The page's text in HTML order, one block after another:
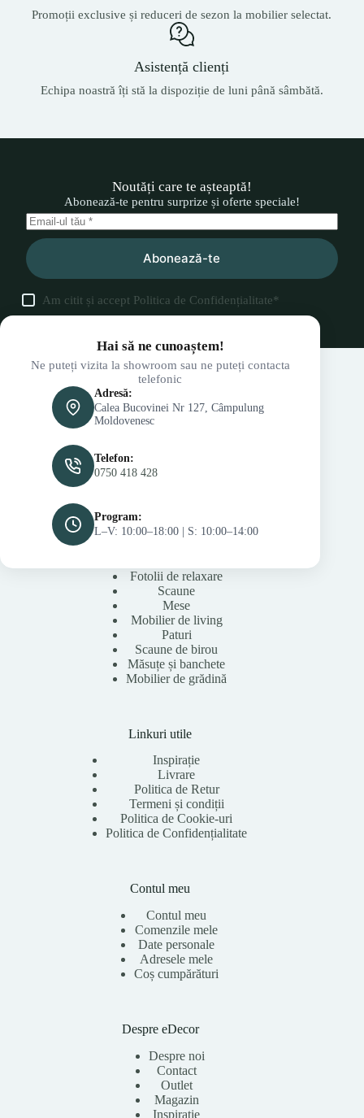
Promoții exclusive și reduceri de sezon la mobilier selectat.
Asistență clienți
Echipa noastră îți stă la dispoziție de luni până sâmbătă.
Noutăți care te așteaptă!
Abonează-te pentru surprize și oferte speciale!
Abonează-te
Am citit și accept Politica de Confidențialitate*
Hai să ne cunoaștem!
Ne puteți vizita la showroom sau ne puteți contacta
telefonic
Adresă:
Calea Bucovinei Nr 127, Câmpulung
Moldovenesc
Telefon:
0750 418 428
Program:
L–V: 10:00–18:00 | S: 10:00–14:00
Fotolii de relaxare
Scaune
Mese
Mobilier de living
Paturi
Scaune de birou
Măsuțe și banchete
Mobilier de grădină
Linkuri utile
Inspirație
Livrare
Politica de Retur
Termeni și condiții
Politica de Cookie-uri
Politica de Confidențialitate
Contul meu
Contul meu
Comenzile mele
Date personale
Adresele mele
Coș cumpărături
Despre eDecor
Despre noi
Contact
Outlet
Magazin
Inspirație